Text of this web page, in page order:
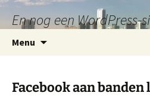
En nog een WordPress-
Menu
Facebook aan banden